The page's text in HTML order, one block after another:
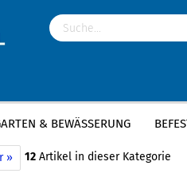
& BEWÄSSERUNG
Gewindefittings » Messing
» 12 Artikel in dieser Kategorie